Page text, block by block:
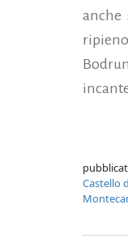
anche
Castello